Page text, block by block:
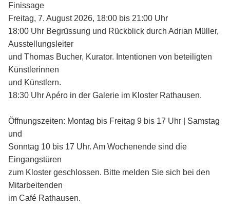
Finissage
Freitag, 7. August 2026, 18:00 bis 21:00 Uhr
18:00 Uhr Begrüssung und Rückblick durch Adrian Müller,
Ausstellungsleiter
und Thomas Bucher, Kurator. Intentionen von beteiligten
Künstlerinnen
und Künstlern.
18:30 Uhr Apéro in der Galerie im Kloster Rathausen.
Öffnungszeiten: Montag bis Freitag 9 bis 17 Uhr | Samstag
und
Sonntag 10 bis 17 Uhr. Am Wochenende sind die
Eingangstüren
zum Kloster geschlossen. Bitte melden Sie sich bei den
Mitarbeitenden
im Café Rathausen.